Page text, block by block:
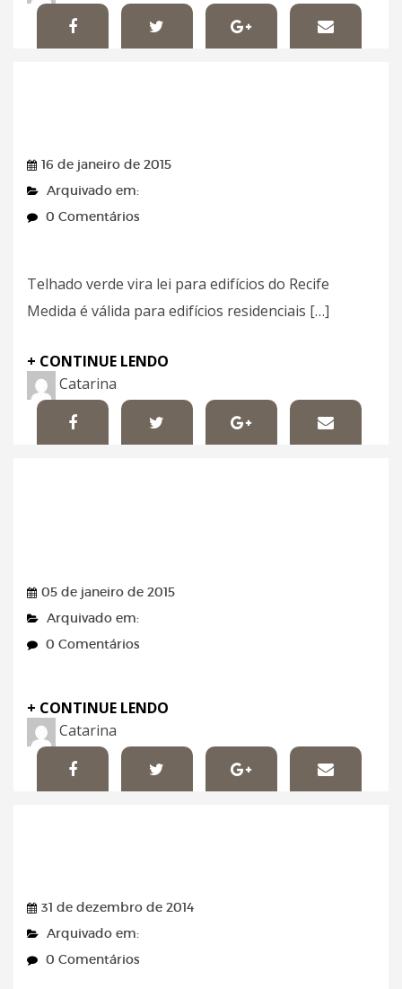
16 de janeiro de 2015
Arquivado em:
0 Comentários
Telhado verde vira lei para edifícios do Recife
Medida é válida para edifícios residenciais […]
+ CONTINUE LENDO
Catarina
05 de janeiro de 2015
Arquivado em:
0 Comentários
+ CONTINUE LENDO
Catarina
31 de dezembro de 2014
Arquivado em:
0 Comentários